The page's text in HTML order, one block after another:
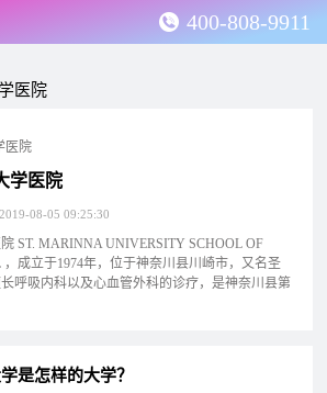
400-808-9911
医院
学医院
08-05 09:25:30
ST. MARINNA UNIVERSITY SCHOOL OF
成立于1974年，位于神奈川县川崎市，又名圣
呼吸内科以及心血管外科的诊疗，是神奈川县第
是怎样的大学？